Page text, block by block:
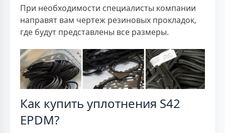
При необходимости специалисты компании
направят вам чертеж резиновых прокладок,
где будут представлены все размеры.
Как купить уплотнения S42
EPDM?